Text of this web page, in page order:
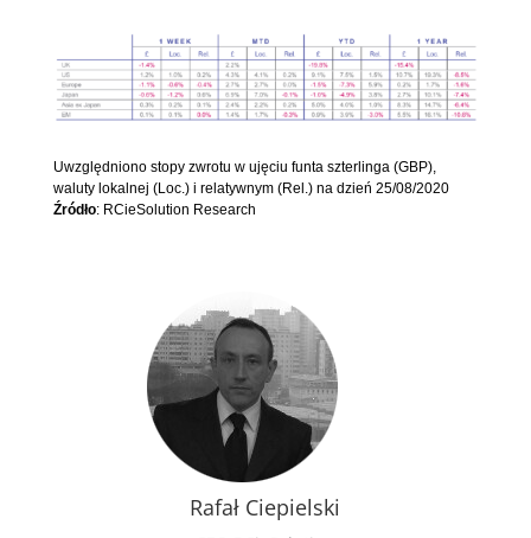
Uwzględniono stopy zwrotu w ujęciu funta szterlinga (GBP),
waluty lokalnej (Loc.) i relatywnym (Rel.) na dzień 25/08/2020
Źródło: RCieSolution Research
Rafał Ciepielski